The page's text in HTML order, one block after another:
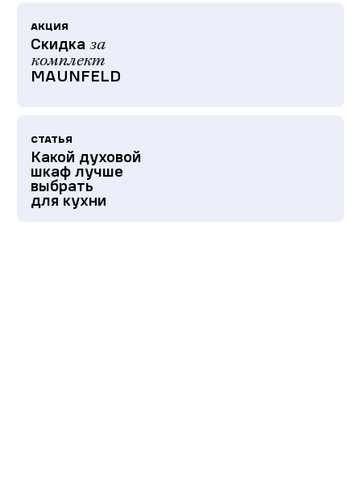
АКЦИЯ
Скидка за
комплект
MAUNFELD
СТАТЬЯ
Какой духовой
шкаф лучше
выбрать
для кухни